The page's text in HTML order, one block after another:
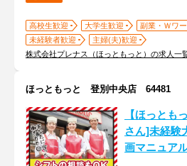
高校生歓迎 大学生歓迎
副業・Ｗワ
未経験者歓迎
主婦(夫)歓迎
株式会社プレナス（ほっともっと）の求人一
ほっともっと 登別中央店 64481
【ほっとも
さん]未経験
画マニュア